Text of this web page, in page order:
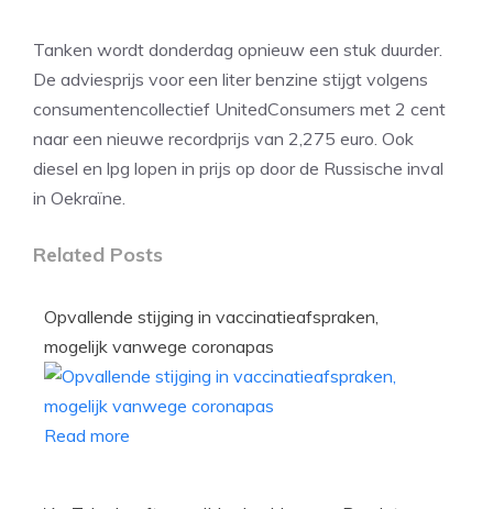
Tanken wordt donderdag opnieuw een stuk duurder.
De adviesprijs voor een liter benzine stijgt volgens
consumentencollectief UnitedConsumers met 2 cent
naar een nieuwe recordprijs van 2,275 euro. Ook
diesel en lpg lopen in prijs op door de Russische inval
in Oekraïne.
Related Posts
Opvallende stijging in vaccinatieafspraken,
mogelijk vanwege coronapas
Read more